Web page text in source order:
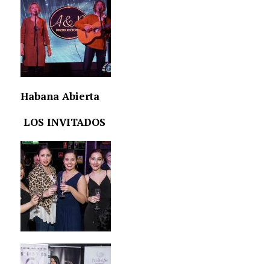
Habana Abierta
LOS INVITADOS